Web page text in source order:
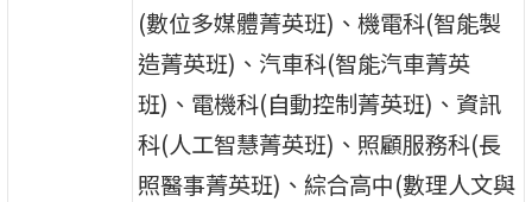
(數位多媒體菁英班)、機電科(智能製
造菁英班)、汽車科(智能汽車菁英
班)、電機科(自動控制菁英班)、資訊
科(人工智慧菁英班)、照顧服務科(長
照醫事菁英班)、綜合高中(數理人文與